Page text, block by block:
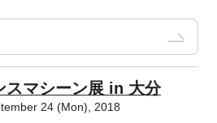
スマシーン展 in 大分
24 (Mon), 2018